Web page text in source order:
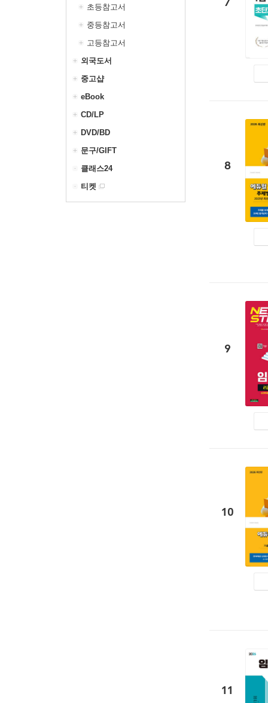
초등참고서
중등참고서
고등참고서
외국도서
중고샵
eBook
CD/LP
DVD/BD
문구/GIFT
클래스24
티켓
8
9
10
11